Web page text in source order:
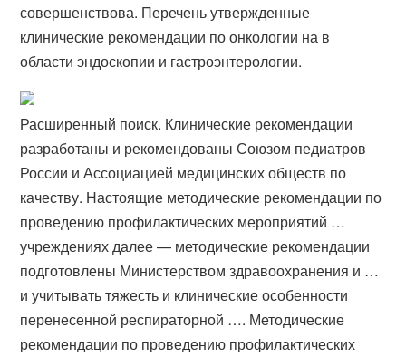
совершенствова. Перечень утвержденные
клинические рекомендации по онкологии на в
области эндоскопии и гастроэнтерологии.
Расширенный поиск. Клинические рекомендации
разработаны и рекомендованы Союзом педиатров
России и Ассоциацией медицинских обществ по
качеству. Настоящие методические рекомендации по
проведению профилактических мероприятий …
учреждениях далее — методические рекомендации
подготовлены Министерством здравоохранения и …
и учитывать тяжесть и клинические особенности
перенесенной респираторной …. Методические
рекомендации по проведению профилактических